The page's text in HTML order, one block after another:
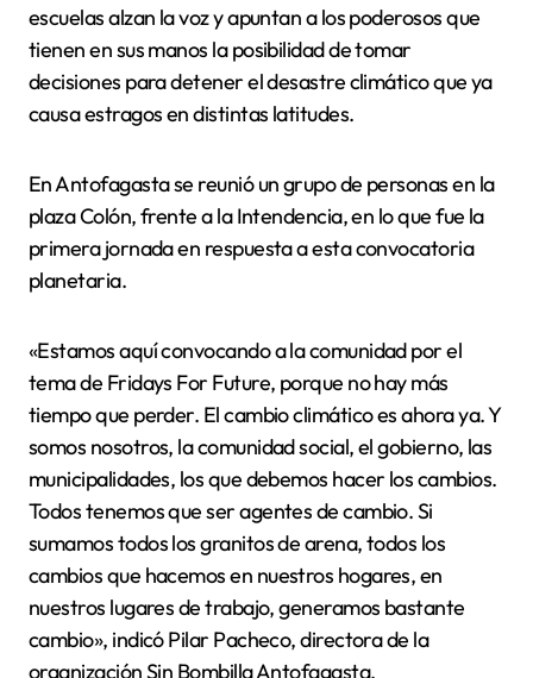
escuelas alzan la voz y apuntan a los poderosos que
tienen en sus manos la posibilidad de tomar
decisiones para detener el desastre climático que ya
causa estragos en distintas latitudes.
En Antofagasta se reunió un grupo de personas en la
plaza Colón, frente a la Intendencia, en lo que fue la
primera jornada en respuesta a esta convocatoria
planetaria.
«Estamos aquí convocando a la comunidad por el
tema de Fridays For Future, porque no hay más
tiempo que perder. El cambio climático es ahora ya. Y
somos nosotros, la comunidad social, el gobierno, las
municipalidades, los que debemos hacer los cambios.
Todos tenemos que ser agentes de cambio. Si
sumamos todos los granitos de arena, todos los
cambios que hacemos en nuestros hogares, en
nuestros lugares de trabajo, generamos bastante
cambio», indicó Pilar Pacheco, directora de la
organización Sin Bombilla Antofagasta.